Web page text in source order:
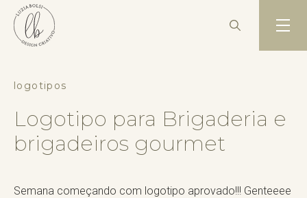
logotipos
Logotipo para Brigaderia e
brigadeiros gourmet
Semana começando com logotipo aprovado!!! Genteeee